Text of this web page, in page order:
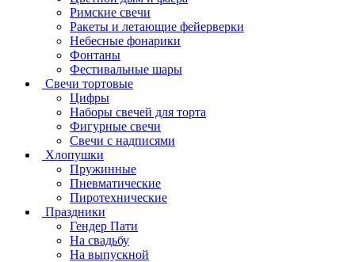
Римские свечи
Ракеты и летающие фейерверки
Небесные фонарики
Фонтаны
Фестивальные шары
Свечи тортовые
Цифры
Наборы свечей для торта
Фигурные свечи
Свечи с надписями
Хлопушки
Пружинные
Пневматические
Пиротехнические
Праздники
Гендер Пати
На свадьбу
На выпускной